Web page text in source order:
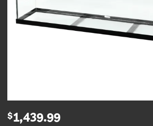
$1,439.99